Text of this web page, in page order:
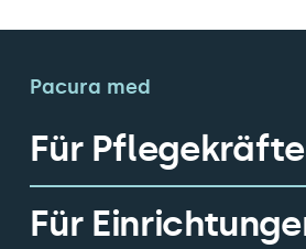
Pacura med
Für Pflegekräfte
Für